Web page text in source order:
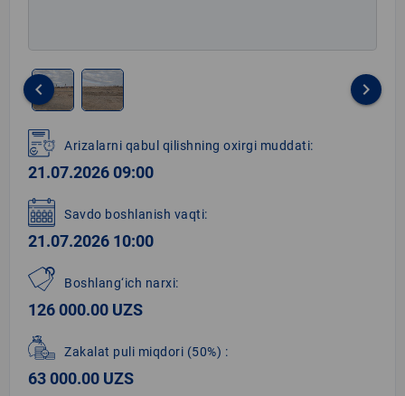
1
of
2
keyboard_arrow_left keyboard_arrow_right
Arizalarni qabul qilishning oxirgi muddati:
21.07.2026 09:00
Savdo boshlanish vaqti:
21.07.2026 10:00
Boshlang‘ich narxi:
126 000.00 UZS
Zakalat puli miqdori (50%) :
63 000.00 UZS